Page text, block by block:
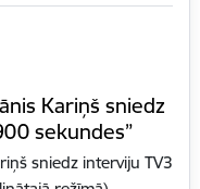
Kariņš sniedz
sekundes”
sniedz interviju TV3